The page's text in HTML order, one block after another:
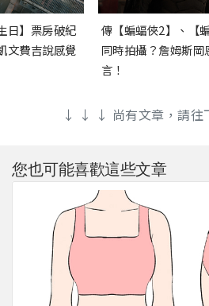
日】票房破紀
文費吉說感覺
傳【蝙蝠俠2】、【
同時拍攝？詹姆斯岡
言！
↓ ↓ ↓ 尚有文章，請
您也可能喜歡這些文章